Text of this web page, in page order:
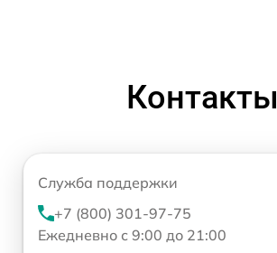
Контакты
Служба поддержки
+7 (800) 301-97-75
Ежедневно с 9:00 до 21:00